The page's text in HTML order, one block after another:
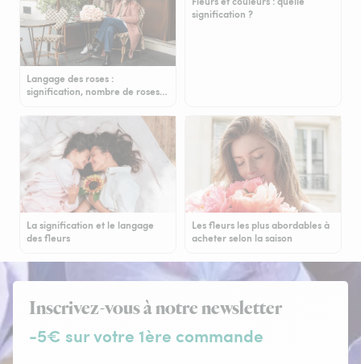
Langage des roses :
signification, nombre de roses…
signification ?
La signification et le langage
des fleurs
Les fleurs les plus abordables à
acheter selon la saison
Inscrivez-vous à notre newsletter
-5€ sur votre 1ère commande